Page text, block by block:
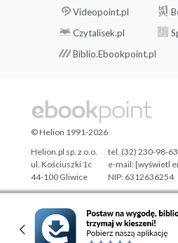
Videopoint.pl
Czytalisek.pl
Biblio.Ebookpoint.pl
Designed with ♥ byTonik.pl
© Helion 1991-2026
Helion.pl sp. z o.o.
ul. Kościuszki 1c
44-100 Gliwice
tel. (32) 230-98-63
e-mail:[wyświetl
NIP: 6312636254
Regon: